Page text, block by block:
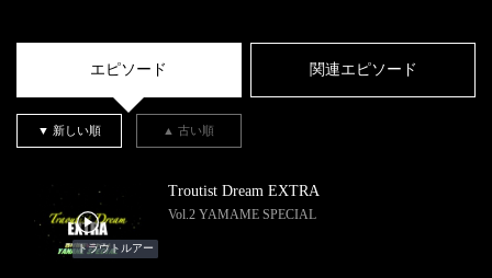
エピソード 関連エピソード
▼ 新しい順 ▲ 古い順
トラウトルアー
Troutist Dream EXTRA
Vol.2 YAMAME SPECIAL